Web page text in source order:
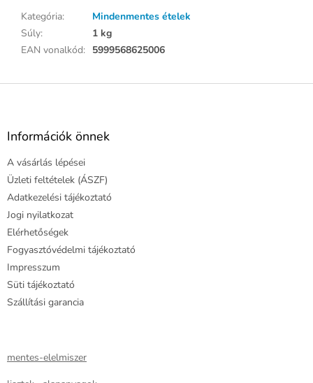
Kategória:
Mindenmentes ételek
Súly:
1 kg
EAN vonalkód: 5999568625006
L
Információk önnek
A vásárlás lépései
Üzleti feltételek (ÁSZF)
Adatkezelési tájékoztató
Jogi nyilatkozat
Elérhetőségek
Fogyasztóvédelmi tájékoztató
Impresszum
Süti tájékoztató
Szállítási garancia
mentes-elelmiszer